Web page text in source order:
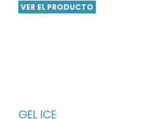
VER EL PRODUCTO
GEL ICE